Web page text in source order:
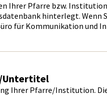
Ihrer Pfarre bzw.
hinterlegt. Wenn
für Kommunikation und
Ihrer Pfarre/Institution.